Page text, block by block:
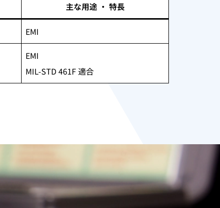
主な用途 ・ 特長
EMI
EMI
MIL-STD 461F 適合